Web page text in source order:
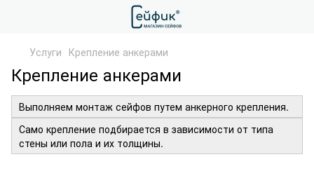
Услуги Крепление анкерами
Крепление анкерами
Выполняем монтаж сейфов путем анкерного крепления.
Само крепление подбирается в зависимости от типа
стены или пола и их толщины.